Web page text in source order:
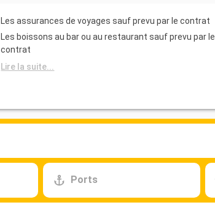
Les assurances de voyages sauf prevu par le contrat
Les boissons au bar ou au restaurant sauf prevu par le
contrat
Lire la suite...
Ports